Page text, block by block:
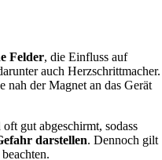
Felder, die Einfluss auf
auch Herzschrittmacher.
nah der Magnet an das Gerät
oft gut abgeschirmt, sodass
darstellen. Dennoch gilt